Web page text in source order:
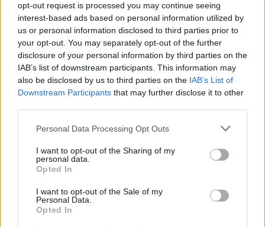
opt-out request is processed you may continue seeing
interest-based ads based on personal information utilized by
us or personal information disclosed to third parties prior to
your opt-out. You may separately opt-out of the further
disclosure of your personal information by third parties on the
IAB’s list of downstream participants. This information may
also be disclosed by us to third parties on the IAB’s List of
Downstream Participants that may further disclose it to other
Please note that this website/app uses one or more Google
not limited to your visit or usage behaviour. You may click to
grant or deny consent to Google and its third-party tags to
use your data for below specified purposes in below Google
consent section.
Personal Data Processing Opt Outs
I want to opt-out of the Sharing of my
personal data.
Opted In
I want to opt-out of the Sale of my
Personal Data.
Opted In
Meccs Center
Paris Saint-Germainvs
Manchester United
Felkészülési szezon 4. mérkőzés
Nya Ullevi, Göteborg
2026-08-08 17:00